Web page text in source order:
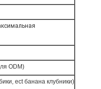
ODM)
ect банана клубники)